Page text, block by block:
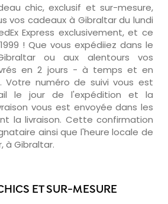
chic, exclusif et sur-mesure,
vos cadeaux à Gibraltar du lundi
Express exclusivement, et ce
! Que vous expédiiez dans le
ou aux alentours vos
en 2 jours - à temps et en
Votre numéro de suivi vous est
le jour de l'expédition et la
vous est envoyée dans les
la livraison. Cette confirmation
ainsi que l'heure locale de
à Gibraltar.
ET SUR-MESURE